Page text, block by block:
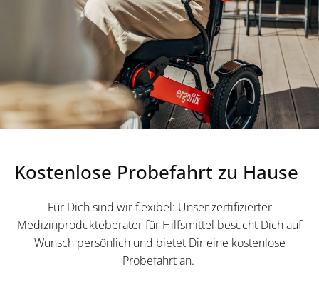
Kostenlose Probefahrt zu Hause
Für Dich sind wir flexibel: Unser zertifizierter
Medizinprodukteberater für Hilfsmittel besucht Dich auf
Wunsch persönlich und bietet Dir eine kostenlose
Probefahrt an.